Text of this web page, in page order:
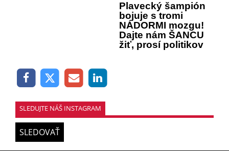
Plavecký šampión
bojuje s tromi
NÁDORMI mozgu!
Dajte nám ŠANCU
žiť, prosí politikov
SLEDUJTE NÁŠ INSTAGRAM
SLEDOVAŤ